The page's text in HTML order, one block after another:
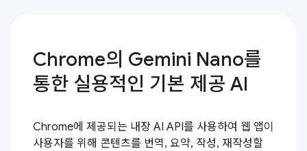
Chrome의 Gemini Nano를
통한 실용적인 기본 제공 AI
Chrome에 제공되는 내장 AI API를 사용하여 웹 앱이
사용자를 위해 콘텐츠를 번역, 요약, 작성, 재작성할